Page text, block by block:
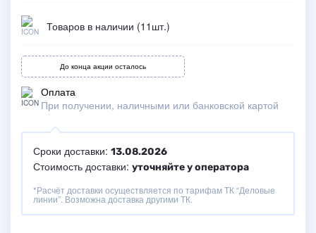
Товаров в наличии (11шт.)
До конца акции осталось
Оплата
При получении, наличными или банковской картой
Сроки доставки: 13.08.2026
Стоимость доставки: уточняйте у оператора
*Расчёт доставки осуществляется по тарифам ТК “Деловые
линии”. Возможна доставка другими ТК.